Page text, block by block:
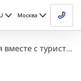
Москва
«Спрос вернётся вместе с туристами»: как гастрономический сектор Дубая справляется с новыми вызовами